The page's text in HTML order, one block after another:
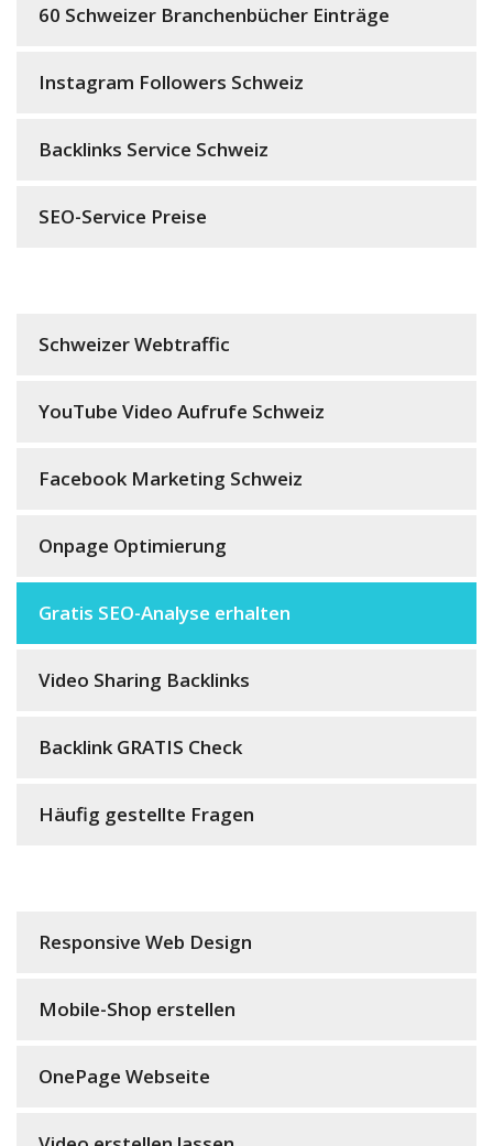
60 Schweizer Branchenbücher Einträge
Instagram Followers Schweiz
Backlinks Service Schweiz
SEO-Service Preise
Schweizer Webtraffic
YouTube Video Aufrufe Schweiz
Facebook Marketing Schweiz
Onpage Optimierung
Gratis SEO-Analyse erhalten
Video Sharing Backlinks
Backlink GRATIS Check
Häufig gestellte Fragen
Responsive Web Design
Mobile-Shop erstellen
OnePage Webseite